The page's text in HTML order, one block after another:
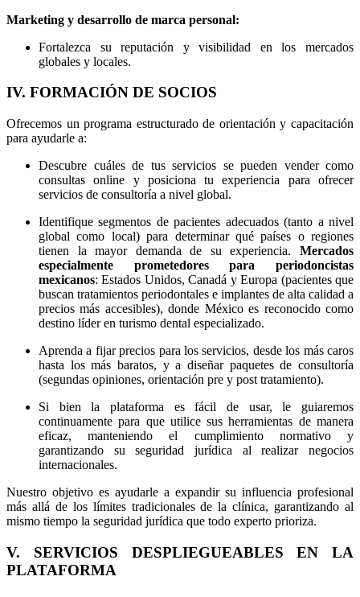
Marketing y desarrollo de marca personal:
Fortalezca su reputación y visibilidad en los mercados
globales y locales.
IV. FORMACIÓN DE SOCIOS
Ofrecemos un programa estructurado de orientación y capacitación
para ayudarle a:
Descubre cuáles de tus servicios se pueden vender como
consultas online y posiciona tu experiencia para ofrecer
servicios de consultoría a nivel global.
Identifique segmentos de pacientes adecuados (tanto a nivel
global como local) para determinar qué países o regiones
tienen la mayor demanda de su experiencia. Mercados
especialmente prometedores para periodoncistas
mexicanos: Estados Unidos, Canadá y Europa (pacientes que
buscan tratamientos periodontales e implantes de alta calidad a
precios más accesibles), donde México es reconocido como
destino líder en turismo dental especializado.
Aprenda a fijar precios para los servicios, desde los más caros
hasta los más baratos, y a diseñar paquetes de consultoría
(segundas opiniones, orientación pre y post tratamiento).
Si bien la plataforma es fácil de usar, le guiaremos
continuamente para que utilice sus herramientas de manera
eficaz, manteniendo el cumplimiento normativo y
garantizando su seguridad jurídica al realizar negocios
internacionales.
Nuestro objetivo es ayudarle a expandir su influencia profesional
más allá de los límites tradicionales de la clínica, garantizando al
mismo tiempo la seguridad jurídica que todo experto prioriza.
V. SERVICIOS DESPLIEGUEABLES EN LA
PLATAFORMA